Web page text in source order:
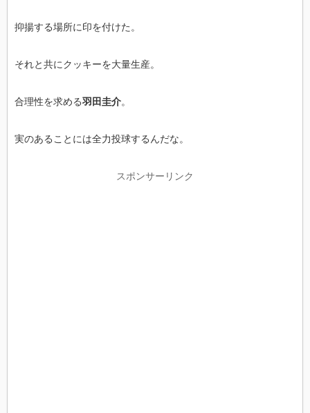
抑揚する場所に印を付けた。
それと共にクッキーを大量生産。
合理性を求める羽田圭介。
実のあることには全力投球するんだな。
スポンサーリンク